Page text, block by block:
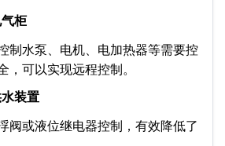
柜
制水泵、电机、电加热器等需要控
，可以实现远程控制。
装置
阀或液位继电器控制，有效降低了